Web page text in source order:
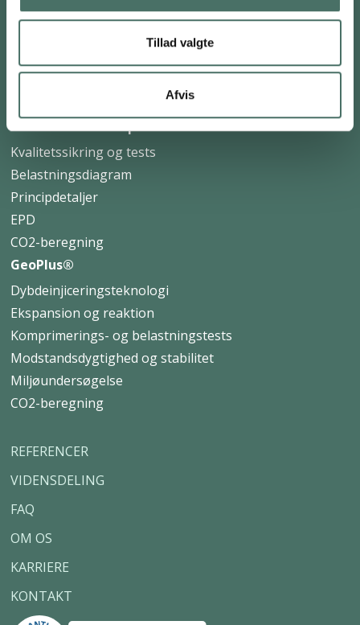
Tillad valgte
Afvis
Jordankre
Jordbundsundersøgelse
ScrewFast® Skruepæle
Kvalitetssikring og tests
Belastningsdiagram
Principdetaljer
EPD
CO2-beregning
GeoPlus®
Dybdeinjiceringsteknologi
Ekspansion og reaktion
Komprimerings- og belastningstests
Modstandsdygtighed og stabilitet
Miljøundersøgelse
CO2-beregning
REFERENCER
VIDENSDELING
FAQ
OM OS
KARRIERE
KONTAKT